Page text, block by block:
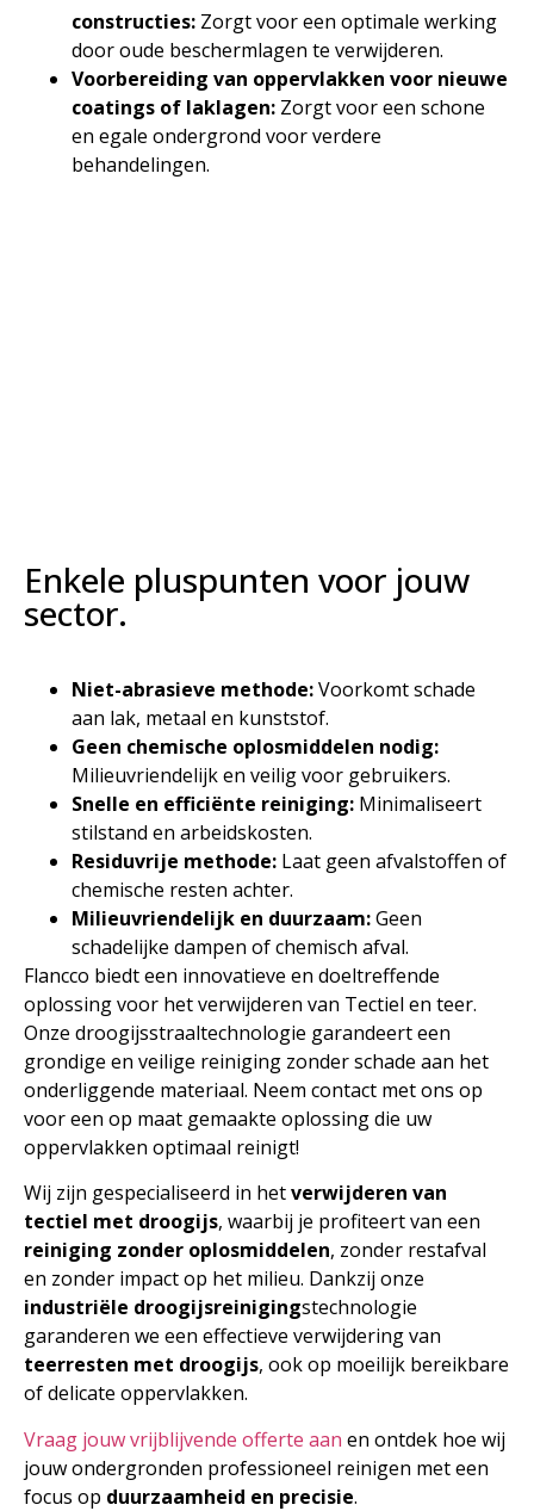
constructies: Zorgt voor een optimale werking
door oude beschermlagen te verwijderen.
Voorbereiding van oppervlakken voor nieuwe
coatings of laklagen: Zorgt voor een schone
en egale ondergrond voor verdere
behandelingen.
Enkele pluspunten voor jouw
sector.
Niet-abrasieve methode:Voorkomt schade
aan lak, metaal en kunststof.
Geen chemische oplosmiddelen nodig:
Milieuvriendelijk en veilig voor gebruikers.
Snelle en efficiënte reiniging: Minimaliseert
stilstand en arbeidskosten.
Residuvrije methode: Laat geen afvalstoffen of
chemische resten achter.
Milieuvriendelijk en duurzaam:Geen
schadelijke dampen of chemisch afval.
Flancco biedt een innovatieve en doeltreffende
oplossing voor het verwijderen van Tectiel en teer.
Onze droogijsstraaltechnologie garandeert een
grondige en veilige reiniging zonder schade aan het
onderliggende materiaal. Neem contact met ons op
voor een op maat gemaakte oplossing die uw
oppervlakken optimaal reinigt!
Wij zijn gespecialiseerd in hetverwijderen van
tectiel met droogijs, waarbij je profiteert van een
reiniging zonder oplosmiddelen, zonder restafval
en zonder impact op het milieu. Dankzij onze
industriële droogijsreinigingstechnologie
garanderen we een effectieve verwijdering van
teerresten met droogijs, ook op moeilijk bereikbare
of delicate oppervlakken.
Vraag jouw vrijblijvende offerte aan en ontdek hoe wij
jouw ondergronden professioneel reinigen met een
focus op duurzaamheid en precisie.